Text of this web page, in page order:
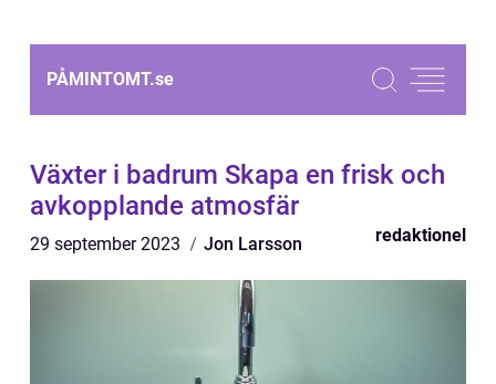
PÅMINTOMT.se
Växter i badrum Skapa en frisk och
avkopplande atmosfär
29 september 2023 Jon Larsson redaktionel